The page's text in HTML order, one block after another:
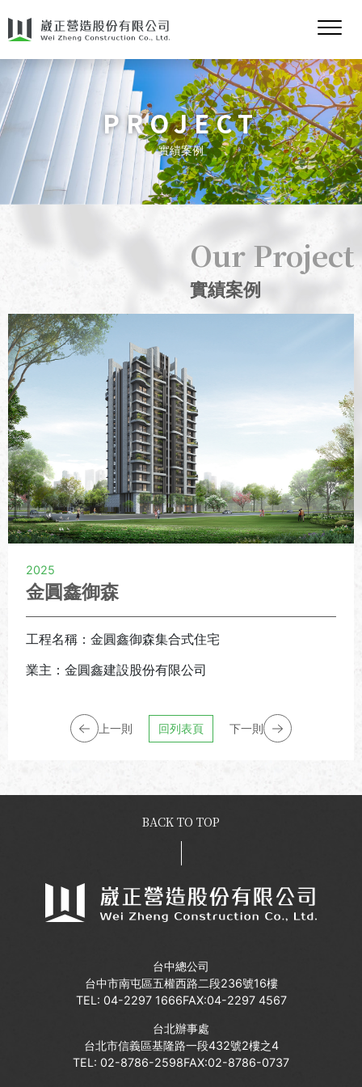
PROJECT
實績案例
Our Project
實績案例
2025
金圓鑫御森
工程名稱：金圓鑫御森集合式住宅
業主：金圓鑫建設股份有限公司
上一則 回列表頁 下一則
台中總公司
台中市南屯區五權西路二段236號16樓
TEL: 04-2297 1666FAX:04-2297 4567
台北辦事處
台北市信義區基隆路一段432號2樓之4
TEL: 02-8786-2598FAX:02-8786-0737
BACK TO TOP